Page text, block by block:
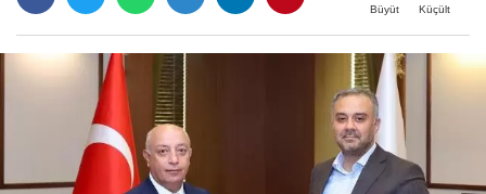
Büyüt Küçült